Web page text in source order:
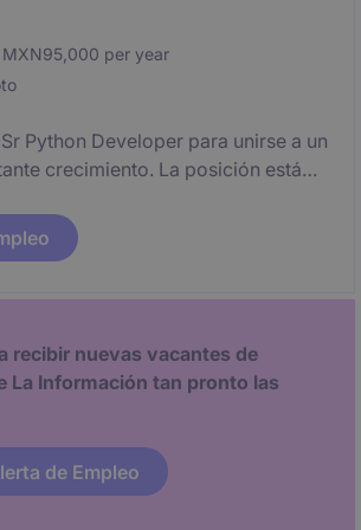
per year
Python Developer para unirse a un
crecimiento. La posición está
soluciones tecnológicas
recibir nuevas vacantes de
La Información tan pronto las
de Empleo